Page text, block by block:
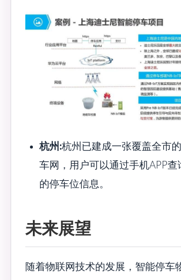
杭州:杭州已建成一张覆盖全市
车网，用户可以通过手机APP查
的停车位信息。
未来展望
随着物联网技术的发展，智能停车